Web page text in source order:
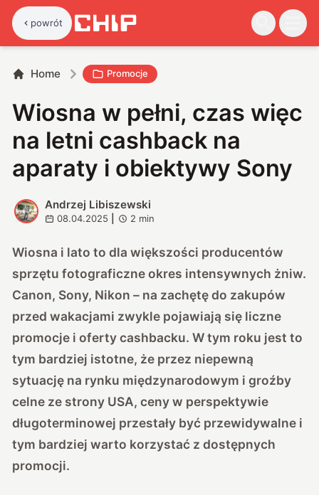
powrót
Home Promocje
Wiosna w pełni, czas więc
na letni cashback na
aparaty i obiektywy Sony
A
Andrzej Libiszewski
08.04.2025 2 min
Wiosna i lato to dla większości producentów
sprzętu fotograficzne okres intensywnych żniw.
Canon, Sony, Nikon – na zachętę do zakupów
przed wakacjami zwykle pojawiają się liczne
promocje i oferty cashbacku. W tym roku jest to
tym bardziej istotne, że przez niepewną
sytuację na rynku międzynarodowym i groźby
celne ze strony USA, ceny w perspektywie
długoterminowej przestały być przewidywalne i
tym bardziej warto korzystać z dostępnych
promocji.